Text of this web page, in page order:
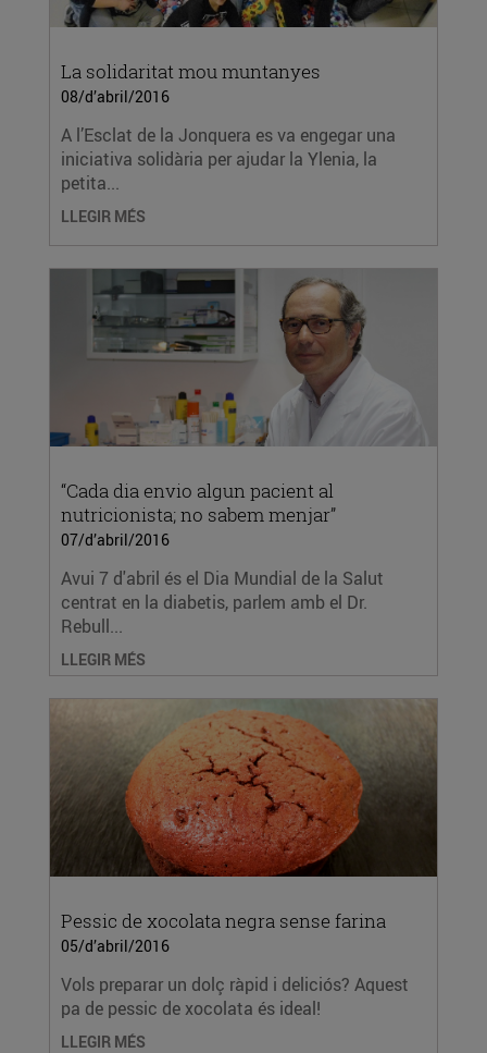
La solidaritat mou muntanyes
08/d’abril/2016
A l’Esclat de la Jonquera es va engegar una
iniciativa solidària per ajudar la Ylenia, la
petita...
LLEGIR MÉS
“Cada dia envio algun pacient al
nutricionista; no sabem menjar”
07/d’abril/2016
Avui 7 d'abril és el Dia Mundial de la Salut
centrat en la diabetis, parlem amb el Dr.
Rebull...
LLEGIR MÉS
Pessic de xocolata negra sense farina
05/d’abril/2016
Vols preparar un dolç ràpid i deliciós? Aquest
pa de pessic de xocolata és ideal!
LLEGIR MÉS